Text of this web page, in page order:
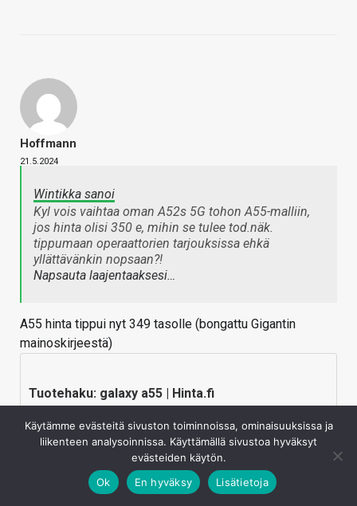
Hoffmann
21.5.2024
Wintikka sanoi
Kyl vois vaihtaa oman A52s 5G tohon A55-malliin,
jos hinta olisi 350 e, mihin se tulee tod.näk.
tippumaan operaattorien tarjouksissa ehkä
yllättävänkin nopsaan?!
Napsauta laajentaaksesi…
A55 hinta tippui nyt 349 tasolle (bongattu Gigantin
mainoskirjeestä)
Tuotehaku: galaxy a55 | Hinta.fi
kauppoja ja katso mistä löytyy halvin hinta.
Kirjaudu sisään vastataksesi
Käytämme evästeitä sivuston toiminnoissa, ominaisuuksissa ja
liikenteen analysoinnissa. Käyttämällä sivustoa hyväksyt
evästeiden käytön.
Ok
En hyväksy Lisätietoja